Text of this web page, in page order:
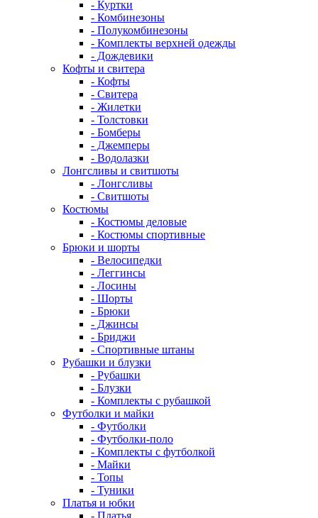
- Куртки
- Комбинезоны
- Полукомбинезоны
- Комплекты верхней одежды
- Дождевики
Кофты и свитера
- Кофты
- Свитера
- Жилетки
- Толстовки
- Бомберы
- Джемперы
- Водолазки
Лонгсливы и свитшоты
- Лонгсливы
- Свитшоты
Костюмы
- Костюмы деловые
- Костюмы спортивные
Брюки и шорты
- Велосипедки
- Леггинсы
- Лосины
- Шорты
- Брюки
- Джинсы
- Бриджи
- Спортивные штаны
Рубашки и блузки
- Рубашки
- Блузки
- Комплекты с рубашкой
Футболки и майки
- Футболки
- Футболки-поло
- Комплекты с футболкой
- Майки
- Топы
- Туники
Платья и юбки
- Платья